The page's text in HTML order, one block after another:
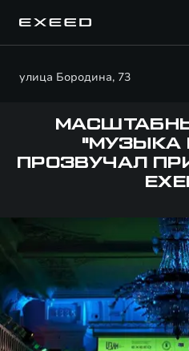
улица Бородина, 73
"МУЗЫКА
ПРОЗВУЧАЛ